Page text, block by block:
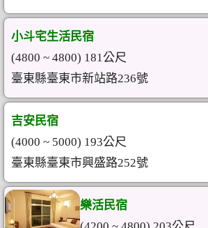
小斗宅生活民宿
(4800 ~ 4800) 181公尺
臺東縣臺東市新站路236號
吉安民宿
(4000 ~ 5000) 193公尺
臺東縣臺東市興盛路252號
樂活民宿